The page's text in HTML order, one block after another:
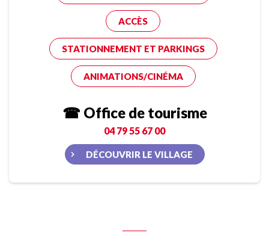
ACCÈS
STATIONNEMENT ET PARKINGS
ANIMATIONS/CINÉMA
☎ Office de tourisme
04 79 55 67 00
DÉCOUVRIR LE VILLAGE